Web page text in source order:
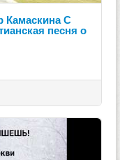
Камаскина С
песня о